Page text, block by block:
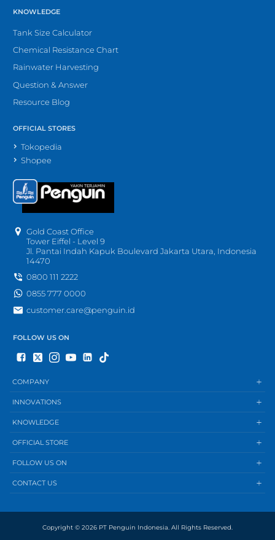
KNOWLEDGE
Tank Size Calculator
Chemical Resistance Chart
Rainwater Harvesting
Question & Answer
Resource Blog
OFFICIAL STORES
Tokopedia
Shopee
Gold Coast Office
Tower Eiffel - Level 9
Jl. Pantai Indah Kapuk Boulevard Jakarta Utara, Indonesia
14470
0800 111 2222
0855 777 0000
customer.care@penguin.id
FOLLOW US ON
COMPANY
INNOVATIONS
KNOWLEDGE
OFFICIAL STORE
FOLLOW US ON
CONTACT US
Copyright © 2026 PT Penguin Indonesia. All Rights Reserved.